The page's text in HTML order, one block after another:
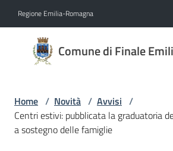
Regione Emilia-Romagna
Comune di Finale
Comune
di
Emilia
Home / Novità / Avvisi /
Centri estivi: pubblicata la graduatoria
a sostegno delle famiglie